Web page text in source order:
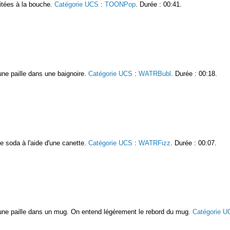
à la bouche. Catégorie UCS : TOONPop . Durée : 00:41.
paille dans une baignoire. Catégorie UCS : WATRBubl . Durée : 00:18.
soda à l'aide d'une canette. Catégorie UCS : WATRFizz . Durée : 00:07.
paille dans un mug. On entend légèrement le rebord du mug. Catégorie